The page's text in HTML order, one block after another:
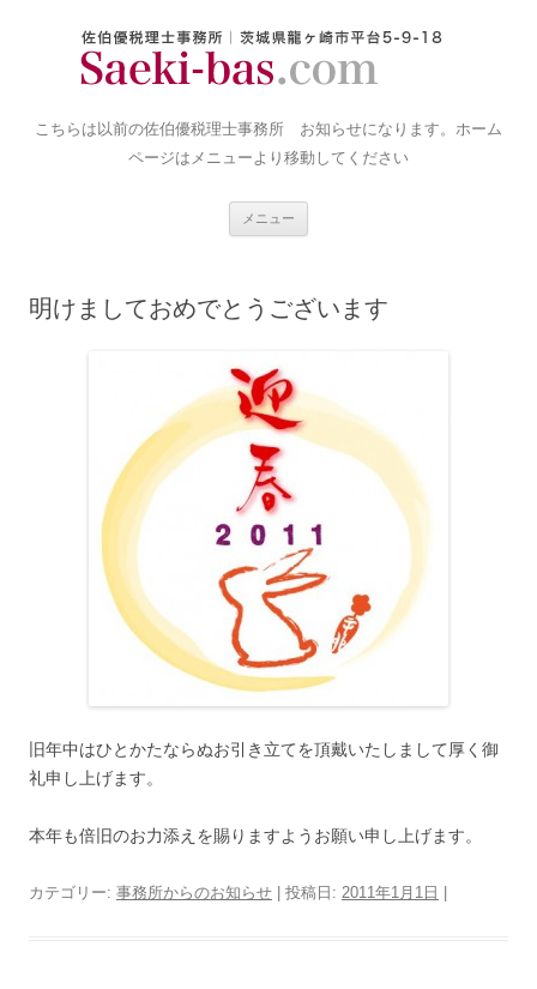
キ
ッ
知らせ置き場
こちらは以前の佐伯優税理士事務所 お知らせになります。ホーム
ページはメニューより移動してください
メニュー
明けましておめでとうございます
旧年中はひとかたならぬお引き立てを頂戴いたしまして厚く御
礼申し上げます。
本年も倍旧のお力添えを賜りますようお願い申し上げます。
カテゴリー: 事務所からのお知らせ | 投稿日: 2011年1月1日